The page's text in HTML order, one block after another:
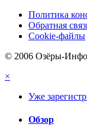
Политика
Обратная
Cookie-файлы
© 2006 Озёры-Инфо
×
Уже
Обзор